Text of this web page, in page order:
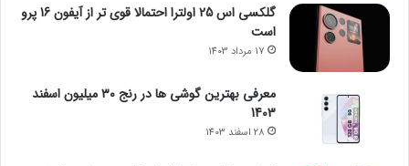
گلکسی اس 25 اولترا احتمالا قوی تر از آیفون 16 پرو
است
17 مرداد 1403
معرفی بهترین گوشی ها در رنج ۳۰ میلیون اسفند
1403
28 اسفند 1403